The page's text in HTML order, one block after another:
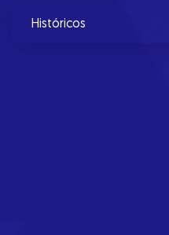
Históricos